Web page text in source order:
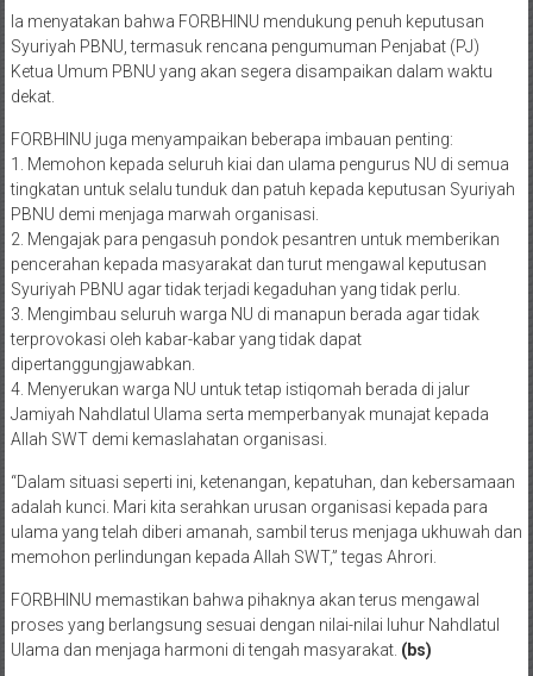
Ia menyatakan bahwa FORBHINU mendukung penuh keputusan
Syuriyah PBNU, termasuk rencana pengumuman Penjabat (PJ)
Ketua Umum PBNU yang akan segera disampaikan dalam waktu
dekat.
FORBHINU juga menyampaikan beberapa imbauan penting:
1. Memohon kepada seluruh kiai dan ulama pengurus NU di semua
tingkatan untuk selalu tunduk dan patuh kepada keputusan Syuriyah
PBNU demi menjaga marwah organisasi.
2. Mengajak para pengasuh pondok pesantren untuk memberikan
pencerahan kepada masyarakat dan turut mengawal keputusan
Syuriyah PBNU agar tidak terjadi kegaduhan yang tidak perlu.
3. Mengimbau seluruh warga NU di manapun berada agar tidak
terprovokasi oleh kabar-kabar yang tidak dapat
dipertanggungjawabkan.
4. Menyerukan warga NU untuk tetap istiqomah berada di jalur
Jamiyah Nahdlatul Ulama serta memperbanyak munajat kepada
Allah SWT demi kemaslahatan organisasi.
“Dalam situasi seperti ini, ketenangan, kepatuhan, dan kebersamaan
adalah kunci. Mari kita serahkan urusan organisasi kepada para
ulama yang telah diberi amanah, sambil terus menjaga ukhuwah dan
memohon perlindungan kepada Allah SWT,” tegas Ahrori.
FORBHINU memastikan bahwa pihaknya akan terus mengawal
proses yang berlangsung sesuai dengan nilai-nilai luhur Nahdlatul
Ulama dan menjaga harmoni di tengah masyarakat. (bs)